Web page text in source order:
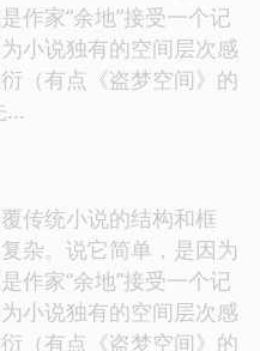
作家“余地”接受一个记
小说独有的空间层次感
（有点《盗梦空间》的
...
传统小说的结构和框
杂。说它简单，是因为
作家“余地”接受一个记
小说独有的空间层次感
（有点《盗梦空间》的